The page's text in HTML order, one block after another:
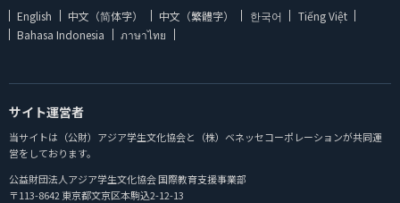
English 中文（简体字） 中文（繁體字） 한국어
Tiếng Việt
Bahasa Indonesia
ภาษาไทย
サイト運営者
当サイトは（公財）アジア学生文化協会と（株）ベネッセコーポレーションが共同運
営をしております。
公益財団法人アジア学生文化協会 国際教育支援事業部
〒113-8642 東京都文京区本駒込2-12-13